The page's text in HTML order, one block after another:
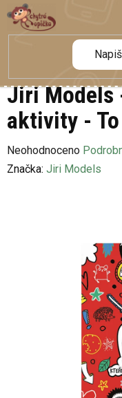
Přejít
na
obsah
Jiri Models
aktivity -
Průměrné
hodnocení
Neohodnoceno
Značka: Jiri Models